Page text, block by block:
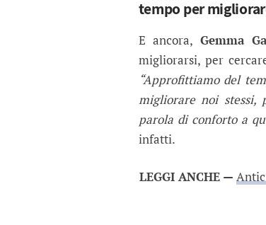
tempo per
E ancora, Gemma
migliorarsi, per
“Approfittiamo del
migliorare noi stessi,
parola di conforto a
infatti.
LEGGI ANCHE —